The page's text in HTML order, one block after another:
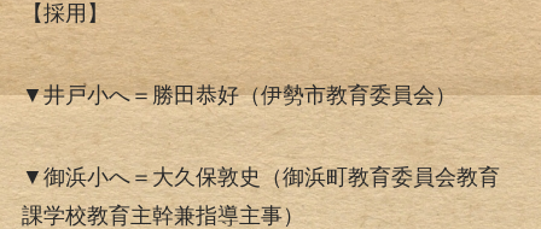
【採用】
▼井戸小へ＝勝田恭好（伊勢市教育委員会）
▼御浜小へ＝大久保敦史（御浜町教育委員会教育
課学校教育主幹兼指導主事）